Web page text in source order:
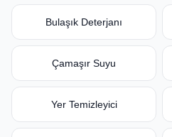
Bulaşık Deterjanı
Çamaşır Suyu
Yer Temizleyici